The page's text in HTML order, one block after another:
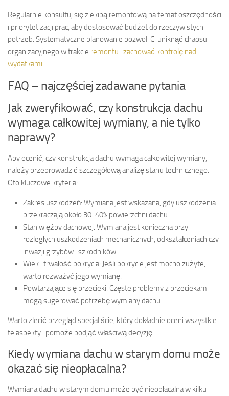
Regularnie konsultuj się z ekipą remontową na temat oszczędności
i priorytetizacji prac, aby dostosować budżet do rzeczywistych
potrzeb. Systematyczne planowanie pozwoli Ci uniknąć chaosu
organizacyjnego w trakcie remontu i zachować kontrolę nad
wydatkami.
FAQ – najczęściej zadawane pytania
Jak zweryfikować, czy konstrukcja dachu
wymaga całkowitej wymiany, a nie tylko
naprawy?
Aby ocenić, czy konstrukcja dachu wymaga całkowitej wymiany,
należy przeprowadzić szczegółową analizę stanu technicznego.
Oto kluczowe kryteria:
Zakres uszkodzeń: Wymiana jest wskazana, gdy uszkodzenia
przekraczają około 30-40% powierzchni dachu.
Stan więźby dachowej: Wymiana jest konieczna przy
rozległych uszkodzeniach mechanicznych, odkształceniach czy
inwazji grzybów i szkodników.
Wiek i trwałość pokrycia: Jeśli pokrycie jest mocno zużyte,
warto rozważyć jego wymianę.
Powtarzające się przecieki: Częste problemy z przeciekami
mogą sugerować potrzebę wymiany dachu.
Warto zlecić przegląd specjaliście, który dokładnie oceni wszystkie
te aspekty i pomoże podjąć właściwą decyzję.
Kiedy wymiana dachu w starym domu może
okazać się nieopłacalna?
Wymiana dachu w starym domu może być nieopłacalna w kilku